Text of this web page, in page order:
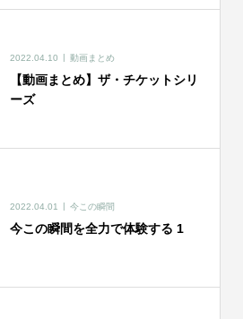
2022.04.10 動画まとめ
【動画まとめ】ザ・チケットシリ
ーズ
2022.04.01 今この瞬間
今この瞬間を全力で体験する 1